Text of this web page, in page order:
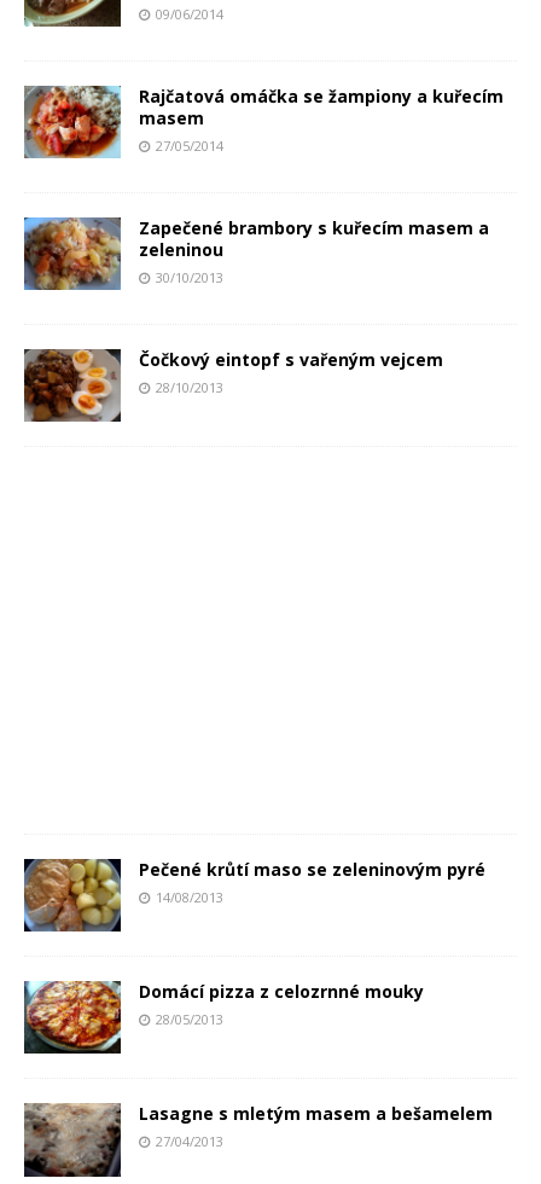
09/06/2014
Rajčatová omáčka se žampiony a kuřecím
masem
27/05/2014
Zapečené brambory s kuřecím masem a
zeleninou
30/10/2013
Čočkový eintopf s vařeným vejcem
28/10/2013
Pečené krůtí maso se zeleninovým pyré
14/08/2013
Domácí pizza z celozrnné mouky
28/05/2013
Lasagne s mletým masem a bešamelem
27/04/2013